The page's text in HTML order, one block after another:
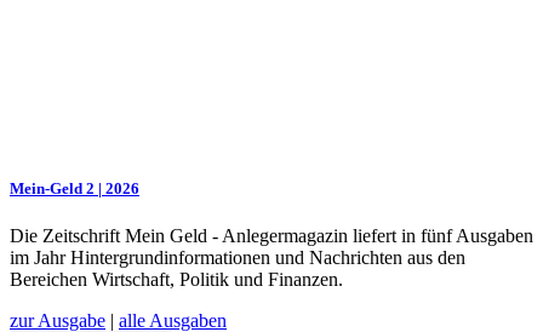
Mein-Geld 2 | 2026
Die Zeitschrift Mein Geld - Anlegermagazin liefert in fünf Ausgaben
im Jahr Hintergrundinformationen und Nachrichten aus den
Bereichen Wirtschaft, Politik und Finanzen.
zur Ausgabe | alle Ausgaben